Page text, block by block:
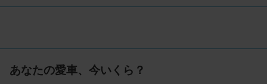
あなたの愛車、今いくら？